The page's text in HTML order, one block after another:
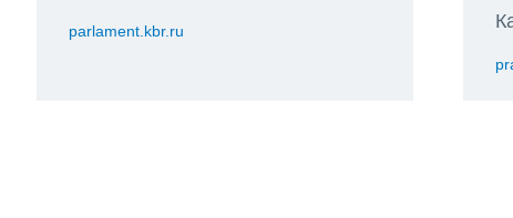
parlament.kbr.ru